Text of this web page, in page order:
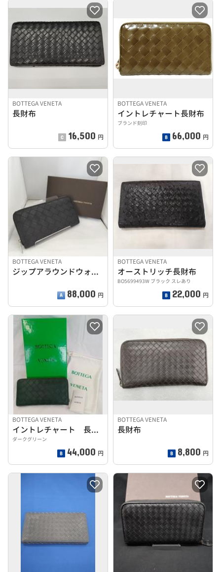
BOTTEGA VENETA
長財布
16,500 円
BOTTEGA VENETA
イントレチャート長財布
ブランド刻印
66,000 円
BOTTEGA VENETA
ジップアラウンドウォレット
88,000 円
BOTTEGA VENETA
オーストリッチ長財布
BO5699493W ブラック スレあり
22,000 円
BOTTEGA VENETA
イントレチャート 長財布
ダークグリーン
44,000 円
BOTTEGA VENETA
長財布
8,800 円